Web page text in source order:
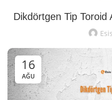
Dikdörtgen Tip Toroid
16
AĞU